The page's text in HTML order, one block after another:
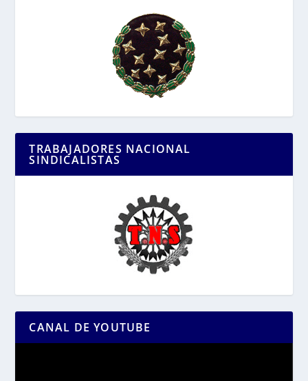
TRABAJADORES NACIONAL
SINDICALISTAS
CANAL DE YOUTUBE